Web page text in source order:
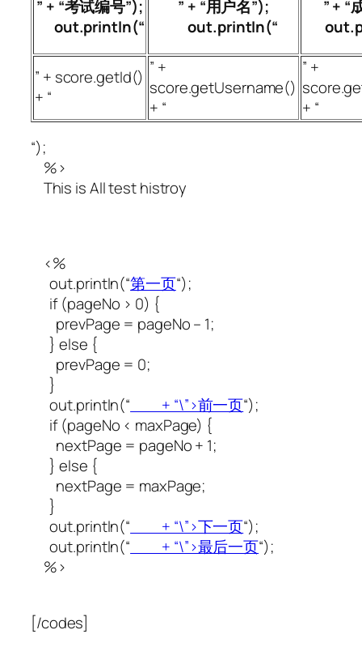
” + “考试编号”);
out.println(“
” + “用户名”);
out.println(“
” + “
” + score.getId()
+ “
” +
score.getUsername()
+ “
” +
+ “
“);
%>
This is All test histroy
<%
out.println(“第一页“);
if (pageNo > 0) {
prevPage = pageNo – 1;
} else {
prevPage = 0;
}
out.println(“ + “\”>前一页“);
if (pageNo < maxPage) {
nextPage = pageNo + 1;
} else {
nextPage = maxPage;
}
out.println(“ + “\”>下一页“);
out.println(“ + “\”>最后一页“);
%>
[/codes]